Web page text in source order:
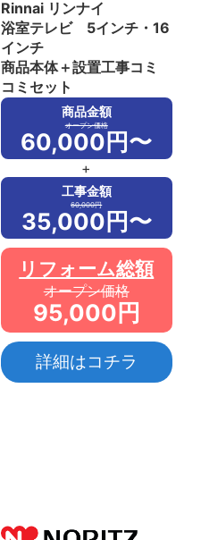
Rinnai リンナイ
浴室テレビ 5インチ・16
インチ
商品本体＋設置工事コミ
コミセット
商品金額
オープン価格
60,000円〜
+
工事金額
60,000円
35,000円〜
リフォーム総額
オープン価格
95,000円
詳細はコチラ